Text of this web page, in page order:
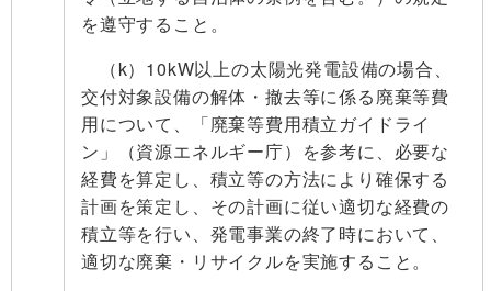
を遵守すること。
（k）10kW以上の太陽光発電設備の場合、
交付対象設備の解体・撤去等に係る廃棄等費
用について、「廃棄等費用積立ガイドライ
ン」（資源エネルギー庁）を参考に、必要な
経費を算定し、積立等の方法により確保する
計画を策定し、その計画に従い適切な経費の
積立等を行い、発電事業の終了時において、
適切な廃棄・リサイクルを実施すること。